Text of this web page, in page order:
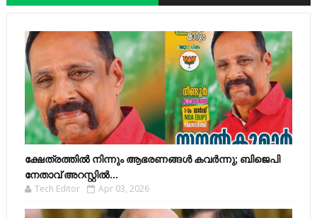
ക്ഷേത്രത്തിൽ നിന്നും ആഭരണങ്ങൾ കവർന്നു; ബിജെപി
നേതാവ് അറസ്റ്റിൽ...
Tech Editor Apr 03, 2026